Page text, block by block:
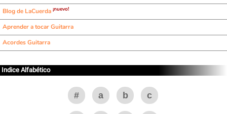
Blog de LaCuerda ¡nuevo!
Aprender a tocar Guitarra
Acordes Guitarra
Indice Alfabético
# a b c